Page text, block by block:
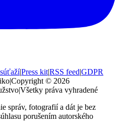
|Press kit|RSS feed|GDPR
|Copyright © 2026
|Všetky práva vyhradené
správ, fotografií a dát je bez
porušením autorského